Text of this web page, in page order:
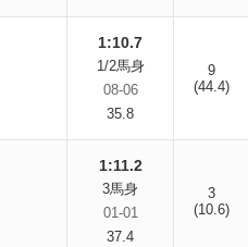
1:10.7
1/2馬身
08-06
35.8
9
(44.4)
1:11.2
3馬身
01-01
37.4
3
(10.6)